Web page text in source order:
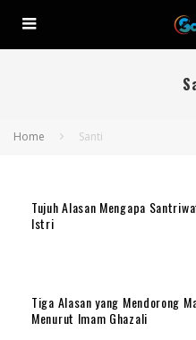
Home Santi
Tujuh Alasan Mengapa
Istri
Tiga Alasan yang Mendorong
Menurut Imam Ghazali